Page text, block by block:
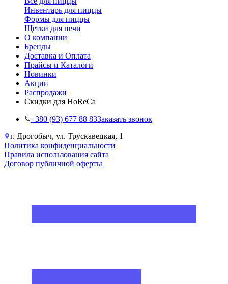
Инвентарь для пиццы
Формы для пиццы
Щетки для печи
О компании
Бренды
Доставка и Оплата
Прайсы и Каталоги
Новинки
Акции
Распродажи
Скидки для HoReCa
+38‎0 (93) 677 88 83Заказать звонок
г. Дрогобыч, ул. Трускавецкая, 1
Политика конфиденциальности
Правила использования сайта
Договор публичной оферты